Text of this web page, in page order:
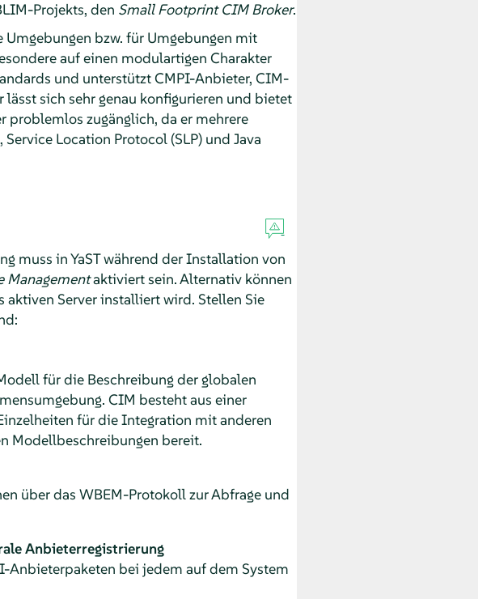
Projekts, den Small Footprint CIM Broker.
bzw. für Umgebungen mit
auf einen modulartigen Charakter
und unterstützt CMPI-Anbieter, CIM-
lässt sich sehr genau konfigurieren und bietet
zugänglich, da er mehrere
Location Protocol (SLP) und Java
muss in YaST während der Installation von
Managementaktiviert sein.Alternativ können
aktiven Server installiert wird. Stellen Sie
für die Beschreibung der globalen
CIM besteht aus einer
für die Integration mit anderen
Modellbeschreibungen bereit.
über das WBEM-Protokoll zur Abfrage und
Anbieterregistrierung
Anbieterpaketen bei jedem auf dem System